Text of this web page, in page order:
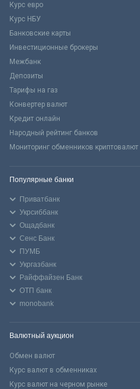
Курс евро
Курс НБУ
Банковские карты
Инвестиционные брокеры
Межбанк
Депозиты
Тарифы на газ
Конвертер валют
Кредит онлайн
Народный рейтинг банков
Мониторинг обменников криптовалют
Популярные банки
Приватбанк
Укрсиббанк
Ощадбанк
Сенс Банк
ПУМБ
Укргазбанк
Райффайзен Банк
ОТП банк
monobank
Валютный аукцион
Обмен валют
Курс валют в обменниках
Курс валют на черном рынке